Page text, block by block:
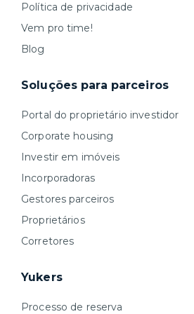
Política de privacidade
Vem pro time!
Blog
Soluções para parceiros
Portal do proprietário investidor
Corporate housing
Investir em imóveis
Incorporadoras
Gestores parceiros
Proprietários
Corretores
Yukers
Processo de reserva